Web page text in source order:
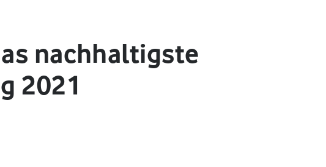
nachhaltigste
2021